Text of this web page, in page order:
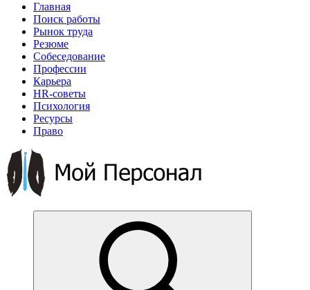
Главная
Поиск работы
Рынок труда
Резюме
Собеседование
Профессии
Карьера
HR-советы
Психология
Ресурсы
Право